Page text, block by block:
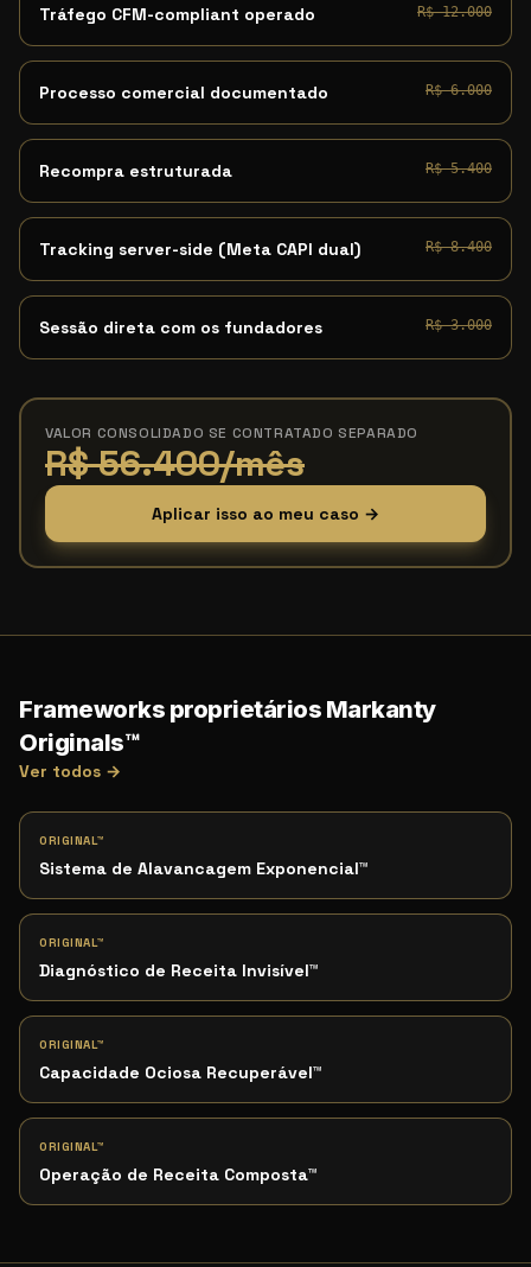
Tráfego CFM-compliant operado R$ 12.000
Processo comercial documentado R$ 6.000
Recompra estruturada R$ 5.400
Tracking server-side (Meta CAPI dual) R$ 8.400
Sessão direta com os fundadores R$ 3.000
VALOR CONSOLIDADO SE CONTRATADO SEPARADO
R$ 56.400/mês
Aplicar isso ao meu caso →
Frameworks proprietários Markanty
Originals™
Ver todos →
ORIGINAL™
Sistema de Alavancagem Exponencial™
ORIGINAL™
Diagnóstico de Receita Invisível™
ORIGINAL™
Capacidade Ociosa Recuperável™
ORIGINAL™
Operação de Receita Composta™